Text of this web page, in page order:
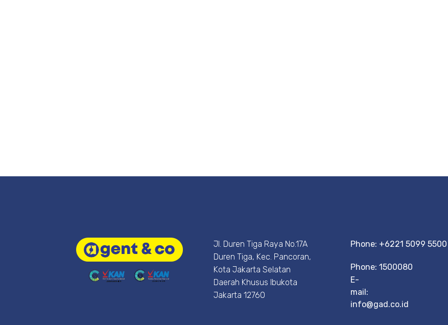
Jl. Duren Tiga Raya No.17A
Duren Tiga, Kec. Pancoran,
Kota Jakarta Selatan
Daerah Khusus Ibukota
Jakarta 12760
Phone: +6221 5099 5500
Phone: 1500080
E-
mail:
info@gad.co.id